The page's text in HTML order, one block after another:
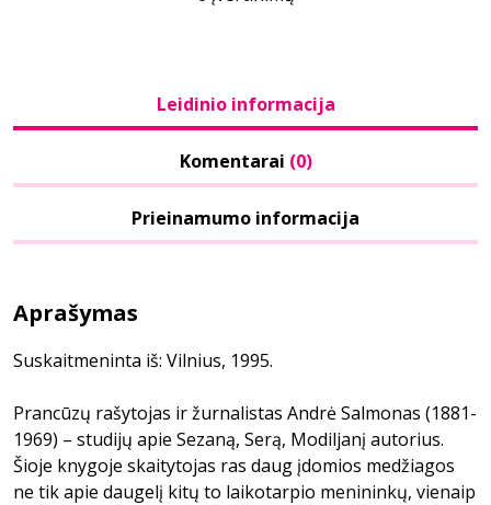
Leidinio informacija
Komentarai (0)
Prieinamumo informacija
Aprašymas
Suskaitmeninta iš: Vilnius, 1995.
Prancūzų rašytojas ir žurnalistas Andrė Salmonas (1881-
1969) – studijų apie Sezaną, Serą, Modiljanį autorius.
Šioje knygoje skaitytojas ras daug įdomios medžiagos
ne tik apie daugelį kitų to laikotarpio menininkų, vienaip